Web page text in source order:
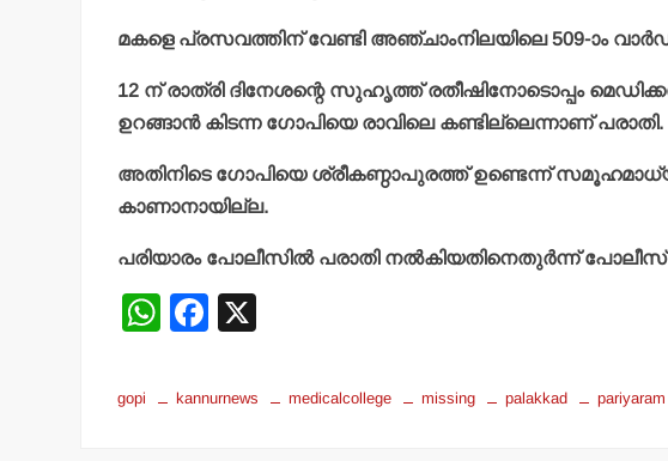
മകളെ പ്രസവത്തിന് വേണ്ടി അഞ്ചാംനിലയിലെ 509-ാം
12 ന് രാത്രി ദിനേശന്റെ സുഹൃത്ത് രതീഷിനോടൊപ്പം
ഉറങ്ങാന്‍ കിടന്ന ഗോപിയെ രാവിലെ കണ്ടില്ലെന്നാണ് പരാതി.
അതിനിടെ ഗോപിയെ ശ്രീകണ്ഠാപുരത്ത് ഉണ്ടെന്ന്
കാണാനായില്ല.
പരിയാരം പോലീസില്‍ പരാതി നല്‍കിയതിനെതുര്‍ന്ന് പോലീസ്
W
at
F
c
gopi kannurnews medicalcollege missing palakkad pariyaram